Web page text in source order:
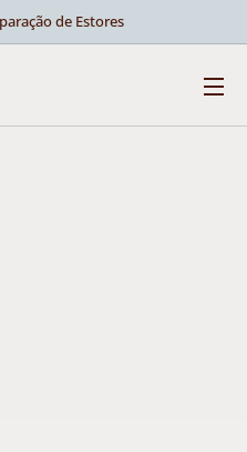
de Estores